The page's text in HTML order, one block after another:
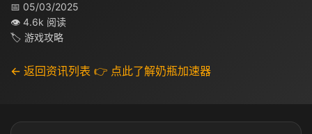
📅 05/03/2025
👁 4.6k 阅读
🏷 游戏攻略
← 返回资讯列表 👉 点此了解奶瓶加速器